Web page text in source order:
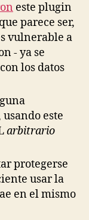
este plugin
que parece ser,
vulnerable a
- ya se
los datos
este
arbitrario
protegerse
usar la
en el mismo